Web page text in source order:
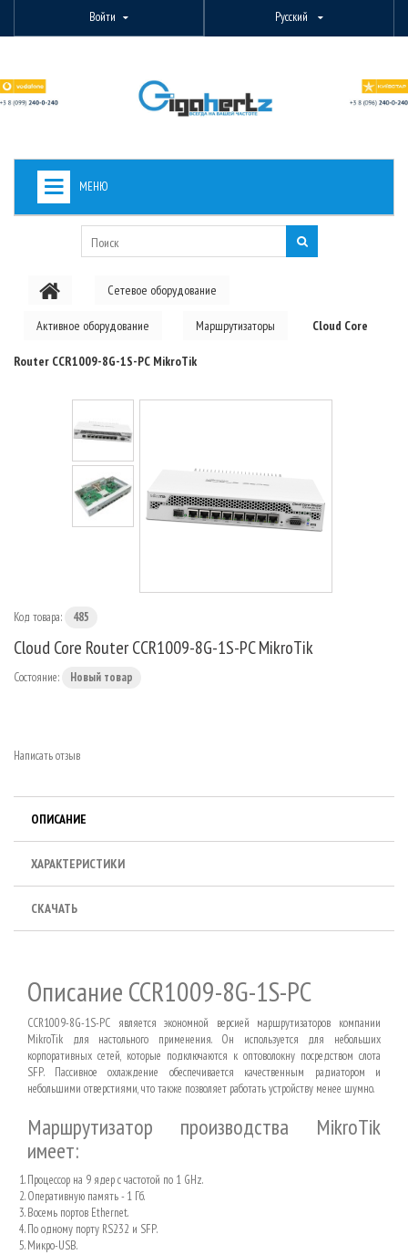
Войти Русский
МЕНЮ
PON ОБОРУДОВАНИЕ
Сетевое оборудование
Активное оборудование Маршрутизаторы Cloud Core
Router CCR1009-8G-1S-PC MikroTik
Код товара: 485
Cloud Core Router CCR1009-8G-1S-PC MikroTik
Состояние: Новый товар
Написать отзыв
ОПИСАНИЕ
ХАРАКТЕРИСТИКИ
СКАЧАТЬ
Описание CCR1009-8G-1S-PC
CCR1009-8G-1S-PC является экономной версией маршрутизаторов компании
MikroTik для настольного применения. Он используется для небольших
корпоративных сетей, которые подключаются к оптоволокну посредством слота
SFP. Пассивное охлаждение обеспечивается качественным радиатором и
небольшими отверстиями, что также позволяет работать устройству менее шумно.
Маршрутизатор производства MikroTik
имеет:
Процессор на 9 ядер с частотой по 1 GHz.
Оперативную память - 1 Гб.
Восемь портов Ethernet.
По одному порту RS232 и SFP.
Микро-USB.